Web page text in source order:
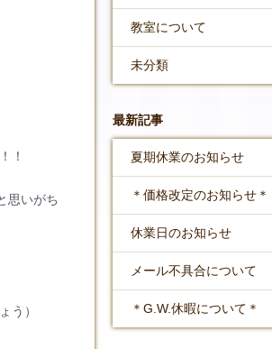
教室について
未分類
最新記事
夏期休業のお知らせ
＊価格改定のお知らせ＊
休業日のお知らせ
メール不具合について
＊G.W.休暇について＊
！
思いがち
う）